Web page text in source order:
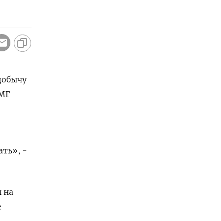
-
на